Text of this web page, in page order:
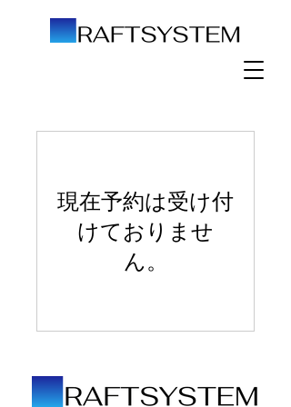
現在予約は受け付
けておりませ
ん。